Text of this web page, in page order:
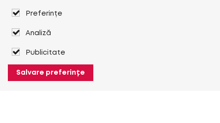
Preferințe
Analiză
Publicitate
Salvare preferințe